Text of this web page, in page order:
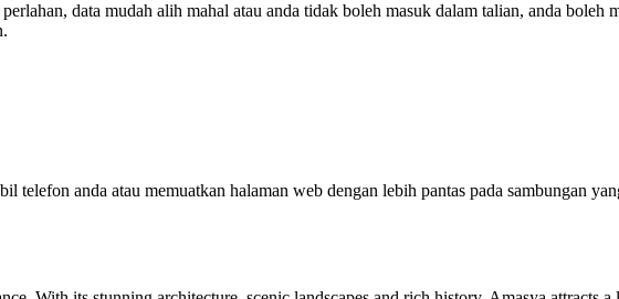
data mudah alih mahal atau anda tidak boleh masuk dalam talian, anda boleh
anda atau memuatkan halaman web dengan lebih pantas pada sambungan